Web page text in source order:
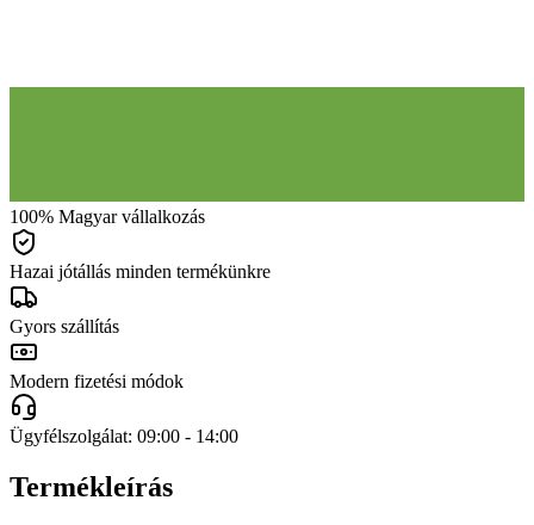
100% Magyar vállalkozás
Hazai jótállás minden termékünkre
Gyors szállítás
Modern fizetési módok
Ügyfélszolgálat: 09:00 - 14:00
Termékleírás